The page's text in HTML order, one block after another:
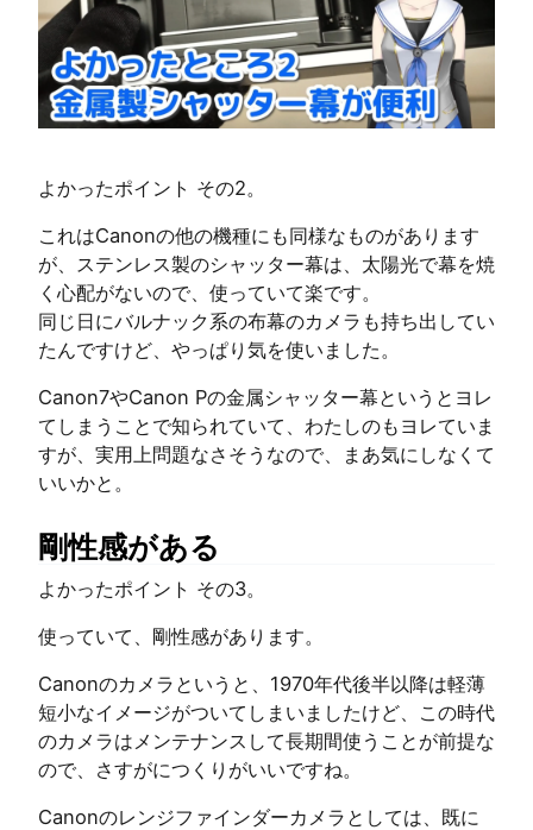
よかったポイント その2。
これはCanonの他の機種にも同様なものがあります
が、ステンレス製のシャッター幕は、太陽光で幕を焼
く心配がないので、使っていて楽です。
同じ日にバルナック系の布幕のカメラも持ち出してい
たんですけど、やっぱり気を使いました。
Canon7やCanon Pの金属シャッター幕というとヨレ
てしまうことで知られていて、わたしのもヨレていま
すが、実用上問題なさそうなので、まあ気にしなくて
いいかと。
剛性感がある
よかったポイント その3。
使っていて、剛性感があります。
Canonのカメラというと、1970年代後半以降は軽薄
短小なイメージがついてしまいましたけど、この時代
のカメラはメンテナンスして長期間使うことが前提な
ので、さすがにつくりがいいですね。
Canonのレンジファインダーカメラとしては、既に